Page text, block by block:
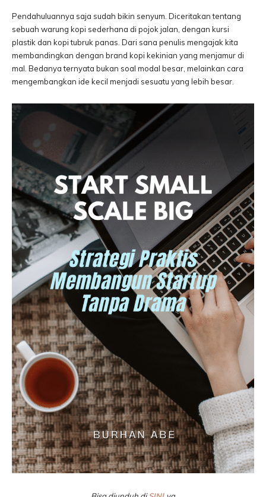
Pendahuluannya saja sudah bikin senyum. Diceritakan tentang
sebuah warung kopi sederhana di pojok jalan, dengan kursi
plastik dan kopi tubruk panas. Dari sana penulis mengajak kita
membandingkan dengan brand kopi kekinian yang menjamur di
mal. Bedanya ternyata bukan soal modal besar, melainkan cara
mengembangkan ide kecil menjadi sesuatu yang lebih besar.